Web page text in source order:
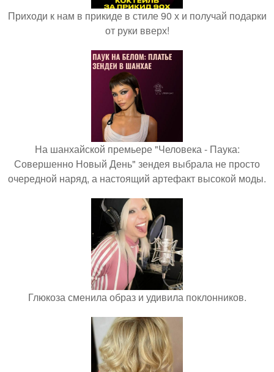
Приходи к нам в прикиде в стиле 90 х и получай подарки
от руки вверх!
На шанхайской премьере "Человека - Паука:
Совершенно Новый День" зендея выбрала не просто
очередной наряд, а настоящий артефакт высокой моды.
Глюкоза сменила образ и удивила поклонников.